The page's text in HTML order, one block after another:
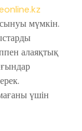
мүмкін.
алаяқтық
үшін